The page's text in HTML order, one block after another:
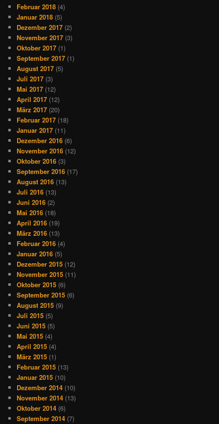
Februar 2018 (4)
Januar 2018 (5)
Dezember 2017 (2)
November 2017 (3)
Oktober 2017 (1)
September 2017 (1)
August 2017 (5)
Juli 2017 (3)
Mai 2017 (12)
April 2017 (12)
März 2017 (20)
Februar 2017 (18)
Januar 2017 (11)
Dezember 2016 (6)
November 2016 (12)
Oktober 2016 (3)
September 2016 (17)
August 2016 (13)
Juli 2016 (13)
Juni 2016 (2)
Mai 2016 (18)
April 2016 (19)
März 2016 (13)
Februar 2016 (4)
Januar 2016 (5)
Dezember 2015 (12)
November 2015 (11)
Oktober 2015 (6)
September 2015 (6)
August 2015 (9)
Juli 2015 (5)
Juni 2015 (5)
Mai 2015 (4)
April 2015 (4)
März 2015 (1)
Februar 2015 (13)
Januar 2015 (10)
Dezember 2014 (10)
November 2014 (13)
Oktober 2014 (6)
September 2014 (7)